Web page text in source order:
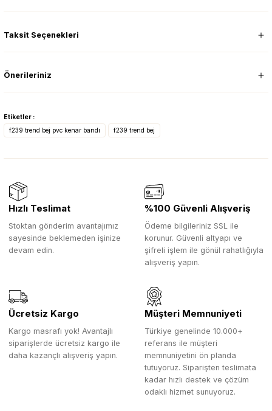
Taksit Seçenekleri
Önerileriniz
Etiketler :
f239 trend bej pvc kenar bandı
f239 trend bej
Hızlı Teslimat
Stoktan gönderim avantajımız
sayesinde beklemeden işinize
devam edin.
%100 Güvenli Alışveriş
Ödeme bilgileriniz SSL ile
korunur. Güvenli altyapı ve
şifreli işlem ile gönül rahatlığıyla
alışveriş yapın.
Ücretsiz Kargo
Kargo masrafı yok! Avantajlı
siparişlerde ücretsiz kargo ile
daha kazançlı alışveriş yapın.
Müşteri Memnuniyeti
Türkiye genelinde 10.000+
referans ile müşteri
memnuniyetini ön planda
tutuyoruz. Siparişten teslimata
kadar hızlı destek ve çözüm
odaklı hizmet sunuyoruz.